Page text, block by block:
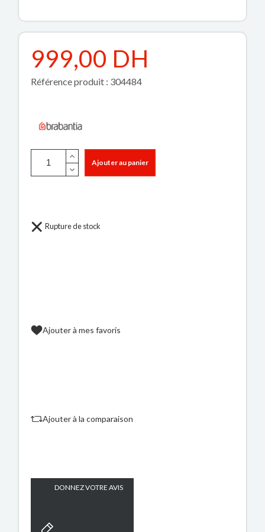
999,00 DH
Référence produit : 304484
Ajouter au panier
Rupture de stock
Ajouter à mes favoris
Ajouter à la comparaison
DONNEZ VOTRE AVIS